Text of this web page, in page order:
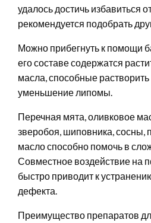
удалось достичь избавиться
рекомендуется подобрать
Можно прибегнуть к помощи
его составе содержатся
масла, способные
уменьшение липомы.
Перечная мята, оливковое
зверобоя, шиповника,
масло способно помочь в
Совместное воздействие на
быстро приводит к
дефекта.
Преимущество препаратов